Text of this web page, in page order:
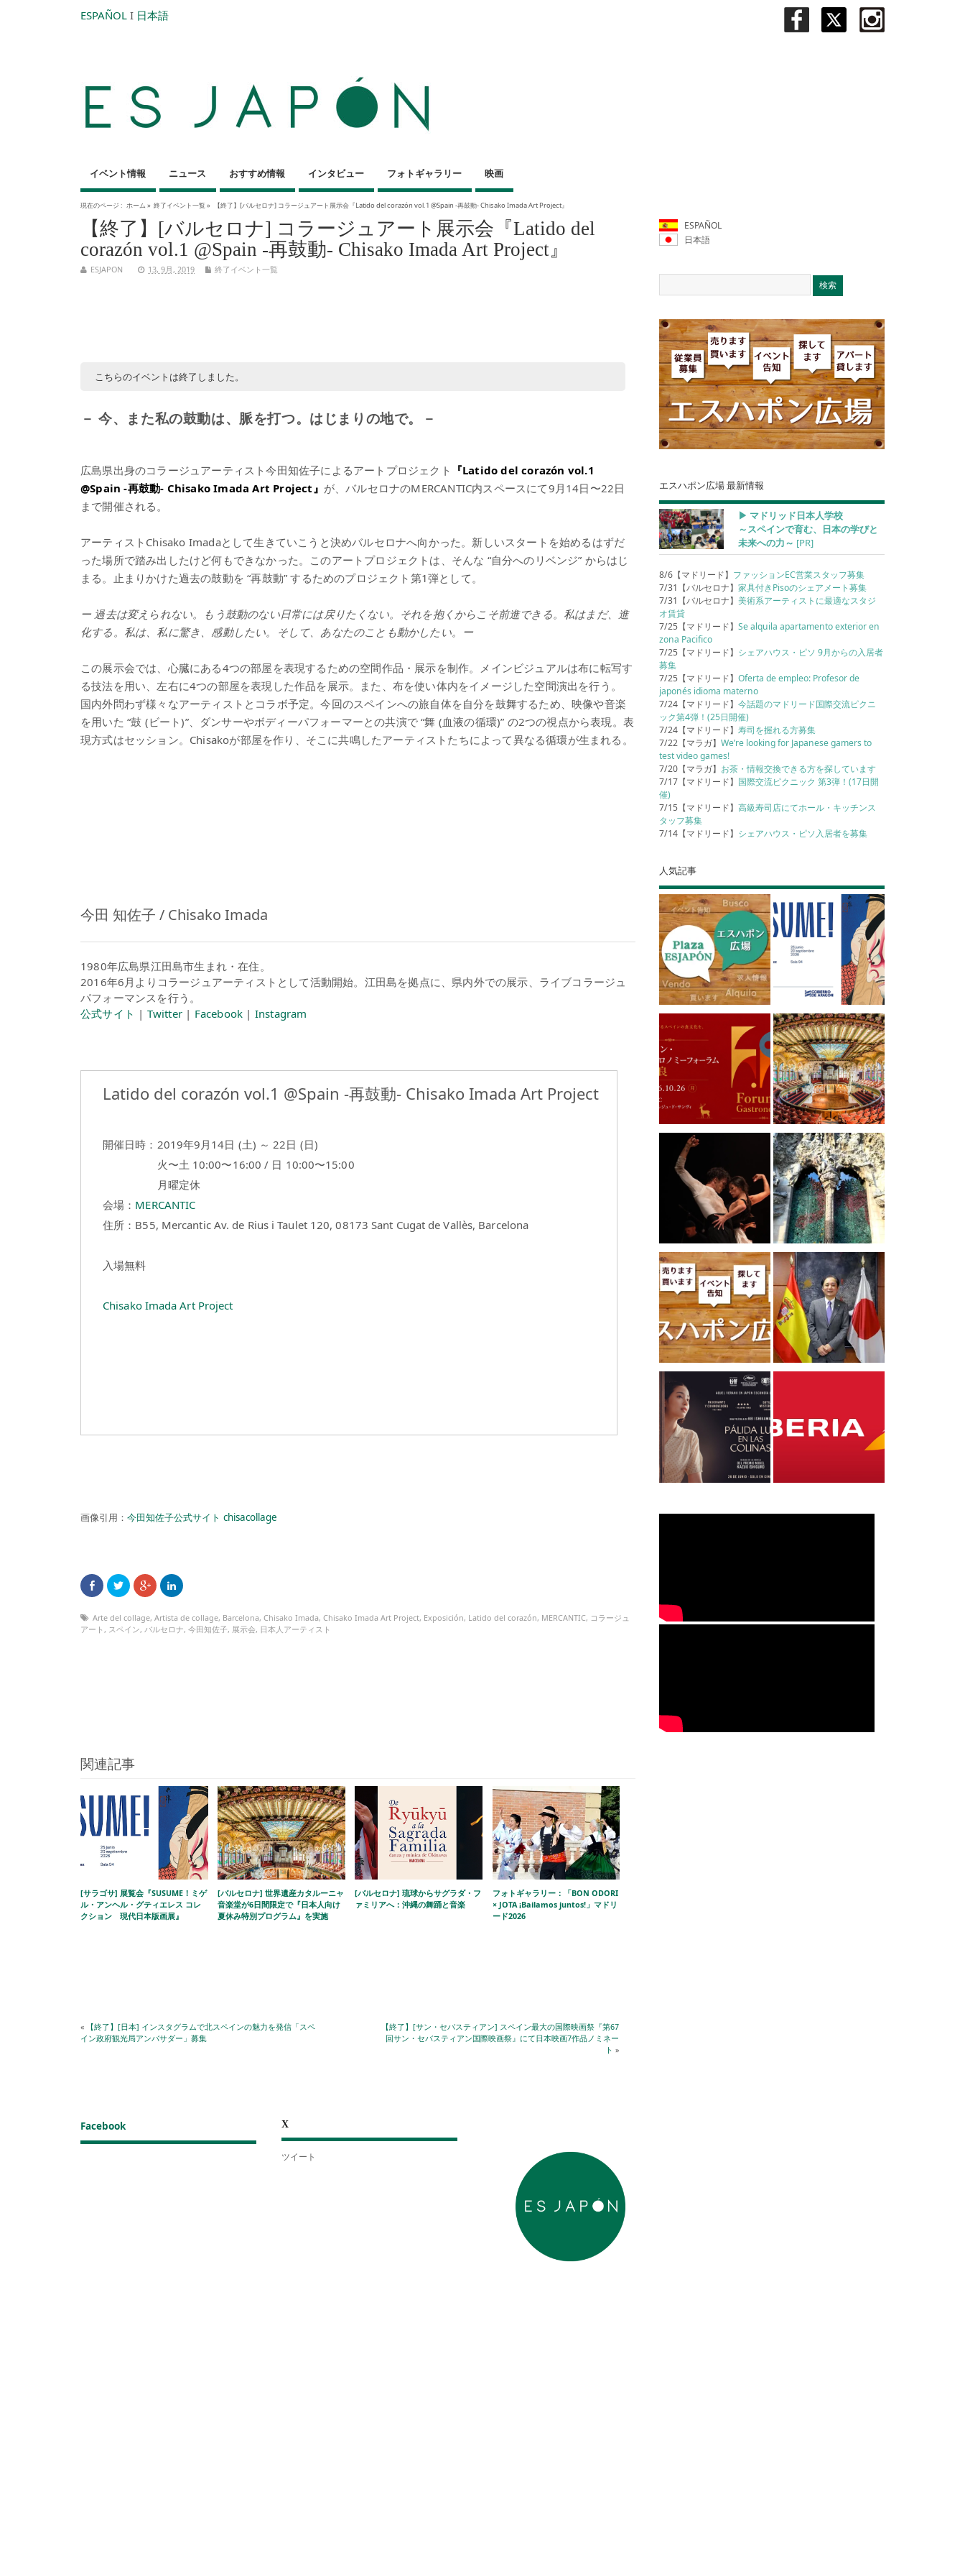
ESPAÑOL I 日本語
イベント情報 ニュース おすすめ情報 インタビュー フォトギャラリー 映画
現在のページ : ホーム » 終了イベント一覧» 【終了】[バルセロナ] コラージュアート展示会『Latido del corazón vol.1 @Spain -再鼓動- Chisako Imada Art Project』
【終了】[バルセロナ] コラージュアート展示会『Latido del
corazón vol.1 @Spain -再鼓動- Chisako Imada Art Project』
ESJAPON 13, 9月, 2019 終了イベント一覧
こちらのイベントは終了しました。
－ 今、また私の鼓動は、脈を打つ。はじまりの地で。－
広島県出身のコラージュアーティスト今田知佐子によるアートプロジェクト 『Latido del corazón vol.1
@Spain -再鼓動- Chisako Imada Art Project』 が、バルセロナのMERCANTIC内スペースにて9月14日〜22日
まで開催される。
アーティストChisako Imadaとして生きていこうと決めバルセロナへ向かった。新しいスタートを始めるはずだ
った場所で踏み出したけど何もできなかった。このアートプロジェクトは、そんな “自分へのリベンジ” からはじ
まる。止まりかけた過去の鼓動を “再鼓動” するためのプロジェクト第1弾として。
ー 過去は変えられない。もう鼓動のない日常には戻りたくない。それを抱くからこそ前進できる。私はまだ、進
化する。私は、私に驚き、感動したい。そして、あなたのことも動かしたい。ー
この展示会では、心臓にある4つの部屋を表現するための空間作品・展示を制作。メインビジュアルは布に転写す
る技法を用い、左右に4つの部屋を表現した作品を展示。また、布を使い体内をイメージした空間演出を行う。
国内外問わず様々なアーティストとコラボ予定。今回のスペインへの旅自体を自分を鼓舞するため、映像や音楽
を用いた “鼓 (ビート)”、ダンサーやボディーパフォーマーとの共演で “舞 (血液の循環)” の2つの視点から表現。表
現方式はセッション。Chisakoが部屋を作り、そこに共鳴したアーティストたちによって異なる循環が生まれる。
今田 知佐子 / Chisako Imada
1980年広島県江田島市生まれ・在住。
2016年6月よりコラージュアーティストとして活動開始。江田島を拠点に、県内外での展示、ライブコラージュ
パフォーマンスを行う。
公式サイト | Twitter | Facebook | Instagram
Latido del corazón vol.1 @Spain -再鼓動- Chisako Imada Art Project
開催日時：2019年9月14日 (土) ～ 22日 (日)
火〜土 10:00〜16:00 / 日 10:00〜15:00
月曜定休
会場： MERCANTIC
住所：B55, Mercantic Av. de Rius i Taulet 120, 08173 Sant Cugat de Vallès, Barcelona
入場無料
Chisako Imada Art Project
画像引用： 今田知佐子公式サイト chisacollage
Arte del collage, Artista de collage, Barcelona, Chisako Imada, Chisako Imada Art Project, Exposición, Latido del corazón, MERCANTIC, コラージュ
アート , スペイン, バルセロナ, 今田知佐子, 展示会, 日本人アーティスト
関連記事
[サラゴサ] 展覧会『SUSUME！ミゲ
ル・アンヘル・グティエレス コレ
クション 現代日本版画展』
[バルセロナ] 世界遺産カタルーニャ
音楽堂が6日間限定で『日本人向け
夏休み特別プログラム』を実施
[バルセロナ] 琉球からサグラダ・フ
ァミリアへ：沖縄の舞踊と音楽
フォトギャラリー：「BON ODORI
× JOTA ¡Bailamos juntos!」マドリ
ード2026
« 【終了】[日本] インスタグラムで北スペインの魅力を発信「スペ
イン政府観光局アンバサダー」募集
【終了】[サン・セバスティアン] スペイン最大の国際映画祭『第67
回サン・セバスティアン国際映画祭』にて日本映画7作品ノミネー
ト »
ESPAÑOL
日本語
エスハポン広場 最新情報
▶︎ マドリッド日本人学校
～スペインで育む、日本の学びと
未来への力～ [PR]
8/6【マドリード】 ファッションEC営業スタッフ募集
7/31【バルセロナ】家具付きPisoのシェアメート募集
7/31【バルセロナ】美術系アーティストに最適なスタジ
オ賃貸
7/25【マドリード】Se alquila apartamento exterior en
zona Pacifico
7/25【マドリード】 シェアハウス・ピソ 9月からの入居者
募集
7/25【マドリード】Oferta de empleo: Profesor de
japonés idioma materno
7/24【マドリード】今話題のマドリード国際交流ピクニ
ック第4弾！(25日開催)
7/24【マドリード】寿司を握れる方募集
7/22【マラガ】We’re looking for Japanese gamers to
test video games!
7/20【マラガ】 お茶・情報交換できる方を探しています
7/17【マドリード】 国際交流ピクニック 第3弾！(17日開
催)
7/15【マドリード】高級寿司店にてホール・キッチンス
タッフ募集
7/14【マドリード】 シェアハウス・ピソ入居者を募集
人気記事
Facebook X
ツイート